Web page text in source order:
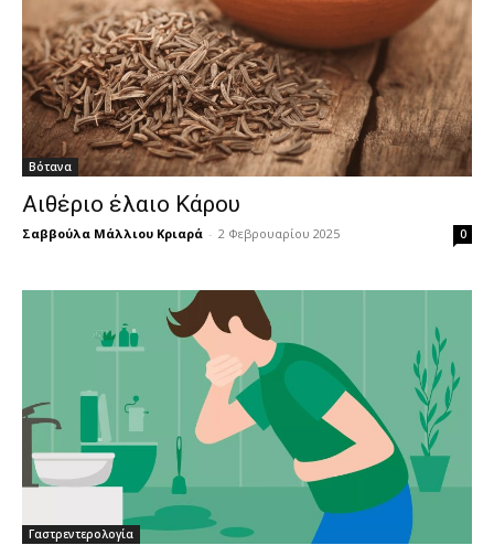
Βότανα
Αιθέριο έλαιο Κάρου
Σαββούλα Μάλλιου Κριαρά - 2 Φεβρουαρίου 2025 0
Γαστρεντερολογία